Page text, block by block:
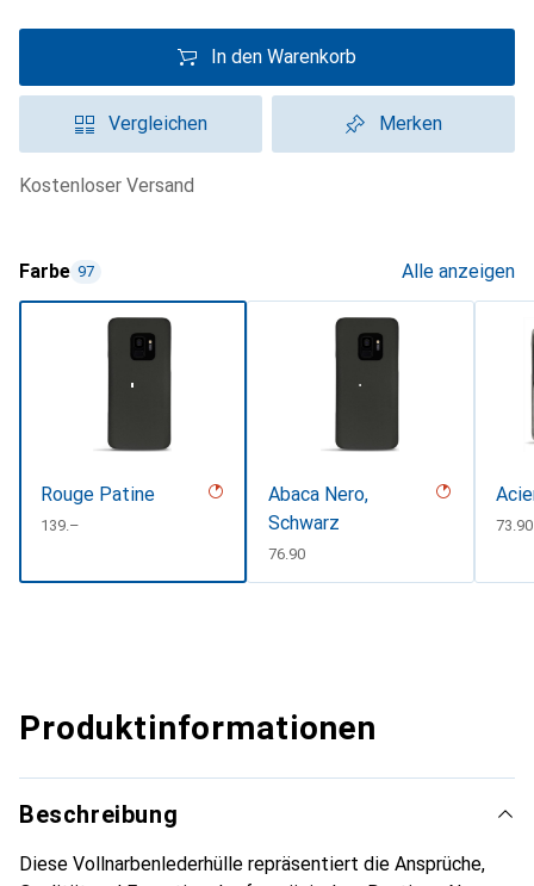
In den Warenkorb
Vergleichen Merken
kostenloser Versand
Farbe 97 Alle anzeigen
Rouge Patine
CHF
139.–
Abaca Nero,
Schwarz
CHF
76.90
CHF
73.90
Produktinformationen
Beschreibung
Diese Vollnarbenlederhülle repräsentiert die Ansprüche,